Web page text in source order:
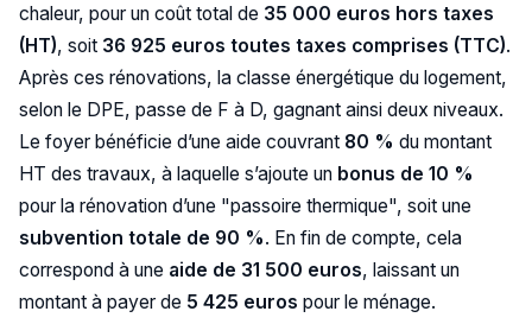
chaleur, pour un coût total de 35 000 euros hors taxes
(HT), soit 36 925 euros toutes taxes comprises (TTC).
Après ces rénovations, la classe énergétique du logement,
selon le DPE, passe de F à D, gagnant ainsi deux niveaux.
Le foyer bénéficie d’une aide couvrant 80 % du montant
HT des travaux, à laquelle s’ajoute un bonus de 10 %
pour la rénovation d’une "passoire thermique", soit une
subvention totale de 90 %. En fin de compte, cela
correspond à une aide de 31 500 euros, laissant un
montant à payer de 5 425 euros pour le ménage.